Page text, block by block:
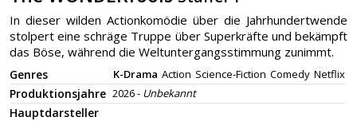
In dieser wilden Actionkomödie über die Jahrhundertwende
stolpert eine schräge Truppe über Superkräfte und bekämpft
das Böse, während die Weltuntergangsstimmung zunimmt.
Genres K-Drama Action Science-Fiction Comedy Netflix
Produktionsjahre 2026 - Unbekannt
Hauptdarsteller